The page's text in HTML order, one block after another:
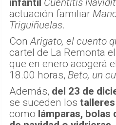
actuación familiar
Triguiñuelas.
Con Arigato, el cuento
cartel de La Remonta
que en enero acogerá el
18.00 horas, Beto, un
Además, del 23 de
se suceden los talleres
como lámparas, bolas